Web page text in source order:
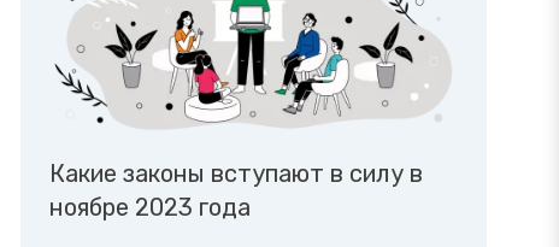
Какие законы вступают в силу в
ноябре 2023 года